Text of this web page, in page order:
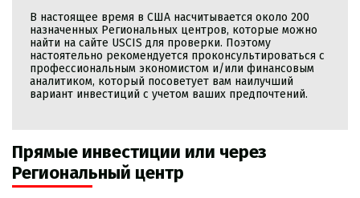
В настоящее время в США насчитывается около 200
назначенных Региональных центров, которые можно
найти на сайте USCIS для проверки. Поэтому
настоятельно рекомендуется проконсультироваться с
профессиональным экономистом и/или финансовым
аналитиком, который посоветует вам наилучший
вариант инвестиций с учетом ваших предпочтений.
Прямые инвестиции или через
Региональный центр